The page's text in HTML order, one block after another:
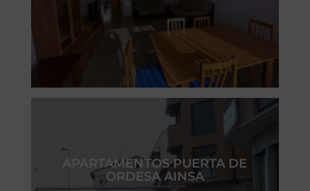
APARTAMENTOS PUERTA DE
ORDESA AINSA